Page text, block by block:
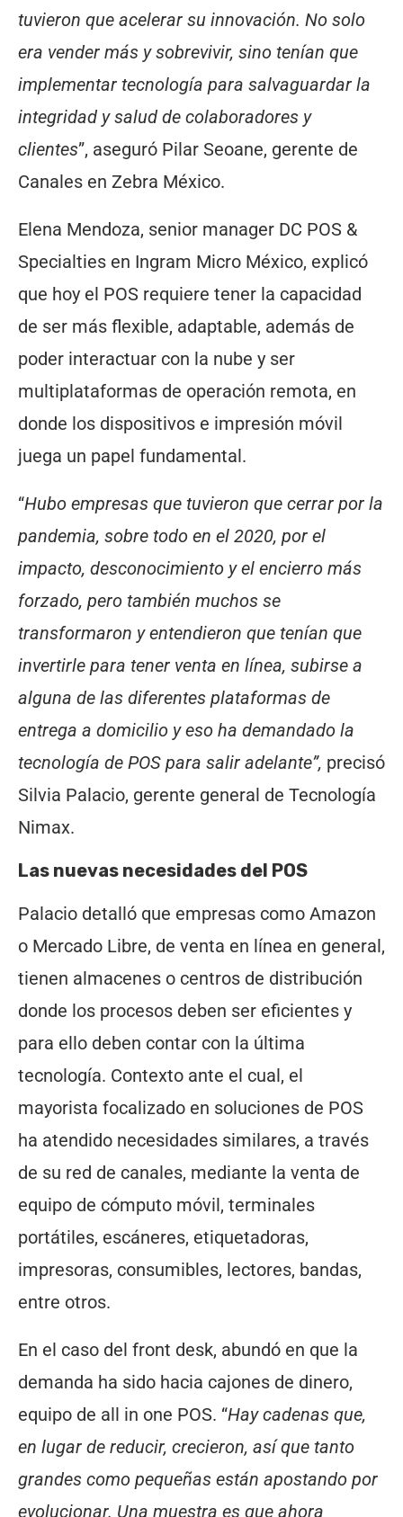
tuvieron que acelerar su innovación. No solo
era vender más y sobrevivir, sino tenían que
implementar tecnología para salvaguardar la
integridad y salud de colaboradores y
clientes”, aseguró Pilar Seoane, gerente de
Canales en Zebra México.
Elena Mendoza, senior manager DC POS &
Specialties en Ingram Micro México, explicó
que hoy el POS requiere tener la capacidad
de ser más flexible, adaptable, además de
poder interactuar con la nube y ser
multiplataformas de operación remota, en
donde los dispositivos e impresión móvil
juega un papel fundamental.
“Hubo empresas que tuvieron que cerrar por la
pandemia, sobre todo en el 2020, por el
impacto, desconocimiento y el encierro más
forzado, pero también muchos se
transformaron y entendieron que tenían que
invertirle para tener venta en línea, subirse a
alguna de las diferentes plataformas de
entrega a domicilio y eso ha demandado la
tecnología de POS para salir adelante”, precisó
Silvia Palacio, gerente general de Tecnología
Nimax.
Las nuevas necesidades del POS
Palacio detalló que empresas como Amazon
o Mercado Libre, de venta en línea en general,
tienen almacenes o centros de distribución
donde los procesos deben ser eficientes y
para ello deben contar con la última
tecnología. Contexto ante el cual, el
mayorista focalizado en soluciones de POS
ha atendido necesidades similares, a través
de su red de canales, mediante la venta de
equipo de cómputo móvil, terminales
portátiles, escáneres, etiquetadoras,
impresoras, consumibles, lectores, bandas,
entre otros.
En el caso del front desk, abundó en que la
demanda ha sido hacia cajones de dinero,
equipo de all in one POS. “Hay cadenas que,
en lugar de reducir, crecieron, así que tanto
grandes como pequeñas están apostando por
evolucionar. Una muestra es que ahora